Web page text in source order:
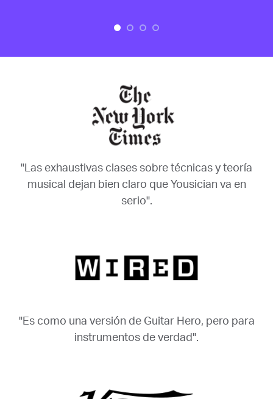
"Las exhaustivas clases sobre técnicas y teoría
musical dejan bien claro que Yousician va en
serio".
"Es como una versión de Guitar Hero, pero para
instrumentos de verdad".